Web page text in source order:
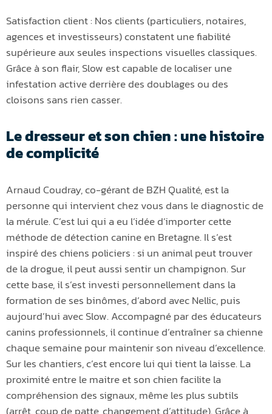
Satisfaction client : Nos clients (particuliers, notaires,
agences et investisseurs) constatent une fiabilité
supérieure aux seules inspections visuelles classiques.
Grâce à son flair, Slow est capable de localiser une
infestation active derrière des doublages ou des
cloisons sans rien casser.
Le dresseur et son chien : une histoire
de complicité
Arnaud Coudray, co-gérant de BZH Qualité, est la
personne qui intervient chez vous dans le diagnostic de
la mérule. C’est lui qui a eu l’idée d’importer cette
méthode de détection canine en Bretagne. Il s’est
inspiré des chiens policiers : si un animal peut trouver
de la drogue, il peut aussi sentir un champignon. Sur
cette base, il s’est investi personnellement dans la
formation de ses binômes, d’abord avec Nellic, puis
aujourd’hui avec Slow. Accompagné par des éducateurs
canins professionnels, il continue d’entraîner sa chienne
chaque semaine pour maintenir son niveau d’excellence.
Sur les chantiers, c’est encore lui qui tient la laisse. La
proximité entre le maitre et son chien facilite la
compréhension des signaux, même les plus subtils